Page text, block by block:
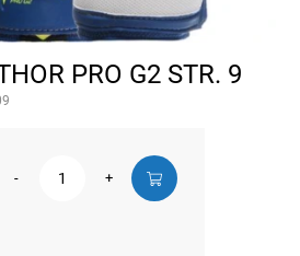
PRO G2 STR. 9
- +